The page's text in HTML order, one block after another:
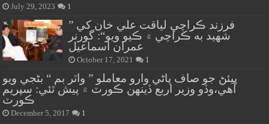
July 29, 2023 1
” فرزند ڪراچي لياقت علي خان کي
شهيد به ڪراچي ۾ ڪيو ويو“: گورنر
عمران اسماعيل
October 17, 2021 1
پيئڻ جو صاف پاڻي وارو معاملو ” واٽر بم “ بڻجي ويو
آهي،وڏو وزير اربع ڏينهن ڪورٽ ۾ پيش ٿئي: سپريم
ڪورٽ
December 5, 2017 1